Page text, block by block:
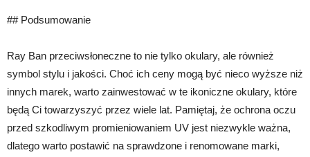
## Podsumowanie
Ray Ban przeciwsłoneczne to nie tylko okulary, ale również
symbol stylu i jakości. Choć ich ceny mogą być nieco wyższe niż
innych marek, warto zainwestować w te ikoniczne okulary, które
będą Ci towarzyszyć przez wiele lat. Pamiętaj, że ochrona oczu
przed szkodliwym promieniowaniem UV jest niezwykle ważna,
dlatego warto postawić na sprawdzone i renomowane marki,